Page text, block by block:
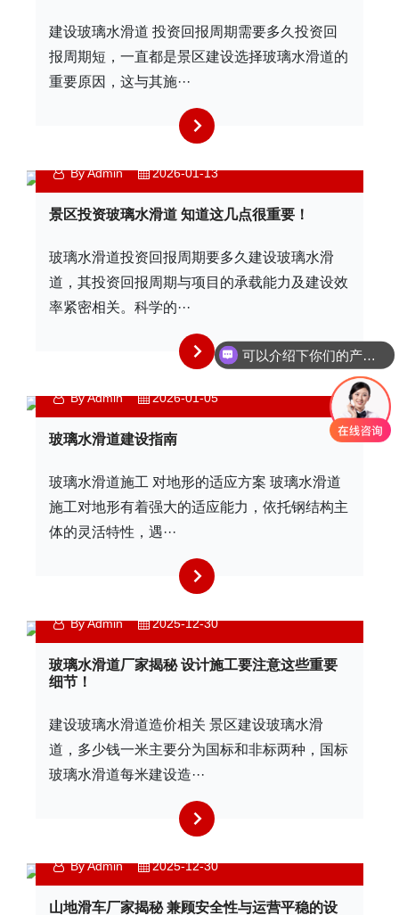
建设玻璃水滑道 投资回报周期需要多久投资回
报周期短，一直都是景区建设选择玻璃水滑道的
重要原因，这与其施···
By Admin 2026-01-13
景区投资玻璃水滑道 知道这几点很重要！
玻璃水滑道投资回报周期要多久建设玻璃水滑
道，其投资回报周期与项目的承载能力及建设效
率紧密相关。科学的···
By Admin 2026-01-05
玻璃水滑道建设指南
玻璃水滑道施工 对地形的适应方案 玻璃水滑道
施工对地形有着强大的适应能力，依托钢结构主
体的灵活特性，遇···
By Admin 2025-12-30
玻璃水滑道厂家揭秘 设计施工要注意这些重要
细节！
建设玻璃水滑道造价相关 景区建设玻璃水滑
道，多少钱一米主要分为国标和非标两种，国标
玻璃水滑道每米建设造···
By Admin 2025-12-30
山地滑车厂家揭秘 兼顾安全性与运营平稳的设
可以介绍下你们的产品么